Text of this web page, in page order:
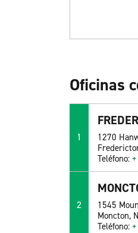
Oficinas
1
1270
Teléfono:
2
1545
Moncton,
Teléfono: